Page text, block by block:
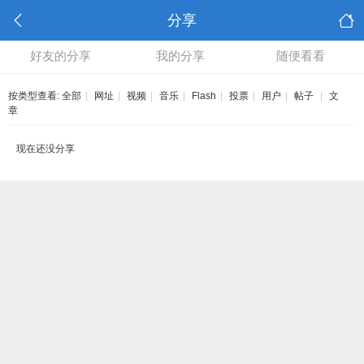
分享
好友的分享 我的分享 随便看看
按类型查看: 全部 网址 视频 音乐 Flash 投票 用户 帖子
文
章
现在还没分享